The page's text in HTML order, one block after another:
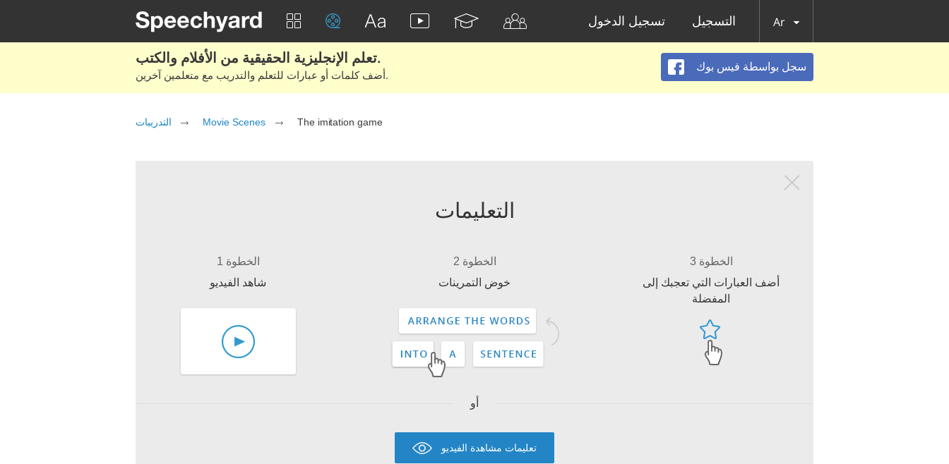
تسجيل الدخول التسجيل Ar
تعلم الإنجليزية الحقيقية من الأفلام والكتب.
أضف كلمات أو عبارات للتعلم والتدريب مع متعلمين آخرين.
سجل بواسطة فيس بوك
التدريبات Movie Scenes The imitation game
التعليمات
الخطوة 1
شاهد الفيديو
الخطوة 2
خوض التمرينات
الخطوة 3
أضف العبارات التي تعجبك إلى
المفضلة
أو
تعليمات مشاهدة الفيديو